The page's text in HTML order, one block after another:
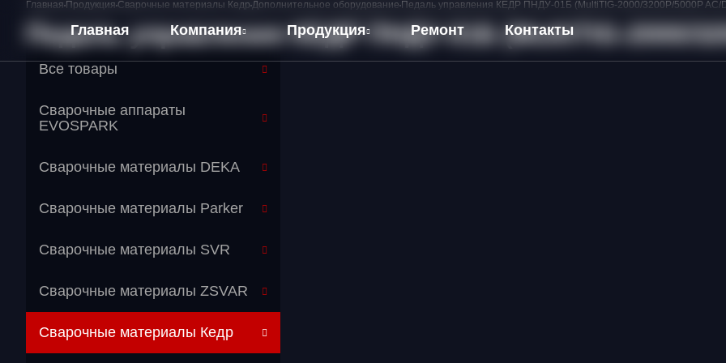
Главная Компания
Оплата и Доставка
Продукция Ремонт Контакты
Главная Продукция Сварочные материалы Кедр Дополнительное оборудование Педаль управления КЕДР ПНДУ-01Б (MultiTIG-2000/3200P/5000P AC/
Педаль управления КЕДР ПНДУ-01Б (MultiTIG-2000/
Все товары
Сварочные аппараты
EVOSPARK
Сварочные материалы DEKA
Сварочные материалы Parker
Сварочные материалы SVR
Сварочные материалы ZSVAR
Сварочные материалы Кедр